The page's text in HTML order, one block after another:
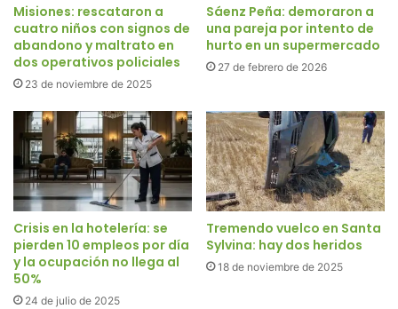
Misiones: rescataron a
cuatro niños con signos de
abandono y maltrato en
dos operativos policiales
23 de noviembre de 2025
Sáenz Peña: demoraron a
una pareja por intento de
hurto en un supermercado
27 de febrero de 2026
Crisis en la hotelería: se
pierden 10 empleos por día
y la ocupación no llega al
50%
24 de julio de 2025
Tremendo vuelco en Santa
Sylvina: hay dos heridos
18 de noviembre de 2025